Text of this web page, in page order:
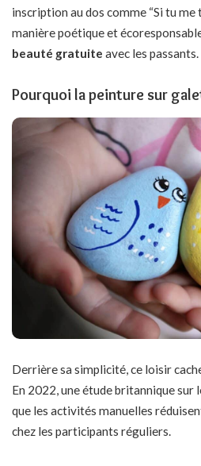
inscription au dos comme “Si tu me
manière poétique et
beauté gratuite avec les passants.
Pourquoi la peinture sur
Derrière sa simplicité, ce loisir
En 2022, une étude britannique
que les activités manuelles
chez les participants réguliers.